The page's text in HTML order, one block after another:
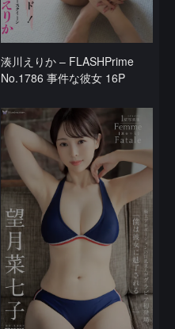
湊川えりか – FLASHPrime
No.1786 事件な彼女 16P